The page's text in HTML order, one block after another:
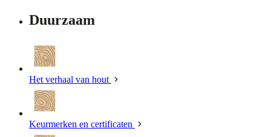
Duurzaam
Het verhaal van hout
Keurmerken en certificaten